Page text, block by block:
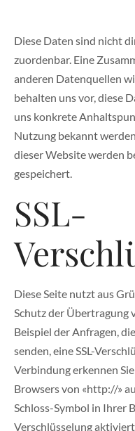
Diese Daten sind nicht
zuordenbar. Eine
anderen Datenquellen
behalten uns vor, diese
uns konkrete
Nutzung bekannt
dieser Website werden
gespeichert.
SSL-
Diese Seite nutzt aus
Schutz der Übertragung
Beispiel der Anfragen,
senden, eine SSL-
Verbindung erkennen
Browsers von «http://»
Schloss-Symbol in Ihrer
Verschlüsselung